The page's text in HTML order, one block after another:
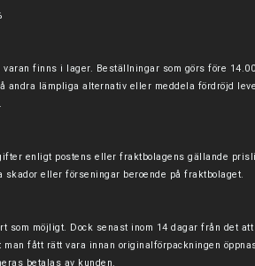
varan finns i lager. Beställningar som görs före
lämpliga alternativ eller meddela fördröjd
enligt postens eller fraktbolagens gällande
eller förseningar beroende på fraktbolaget.
som möjligt. Dock senast inom 14 dagar från det
fått rätt vara innan originalförpackningen
betalas av kunden.